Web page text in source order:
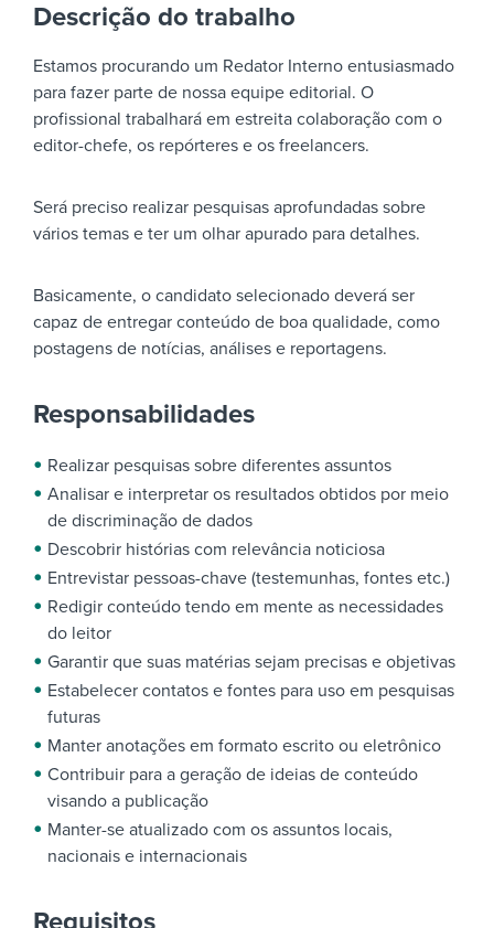
Descrição do trabalho
Estamos procurando um Redator Interno entusiasmado
para fazer parte de nossa equipe editorial. O
profissional trabalhará em estreita colaboração com o
editor-chefe, os repórteres e os freelancers.
Será preciso realizar pesquisas aprofundadas sobre
vários temas e ter um olhar apurado para detalhes.
Basicamente, o candidato selecionado deverá ser
capaz de entregar conteúdo de boa qualidade, como
postagens de notícias, análises e reportagens.
Responsabilidades
Realizar pesquisas sobre diferentes assuntos
Analisar e interpretar os resultados obtidos por meio
de discriminação de dados
Descobrir histórias com relevância noticiosa
Entrevistar pessoas-chave (testemunhas, fontes etc.)
Redigir conteúdo tendo em mente as necessidades
do leitor
Garantir que suas matérias sejam precisas e objetivas
Estabelecer contatos e fontes para uso em pesquisas
futuras
Manter anotações em formato escrito ou eletrônico
Contribuir para a geração de ideias de conteúdo
visando a publicação
Manter-se atualizado com os assuntos locais,
nacionais e internacionais